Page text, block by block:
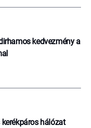
kedvezmény a
hálózat